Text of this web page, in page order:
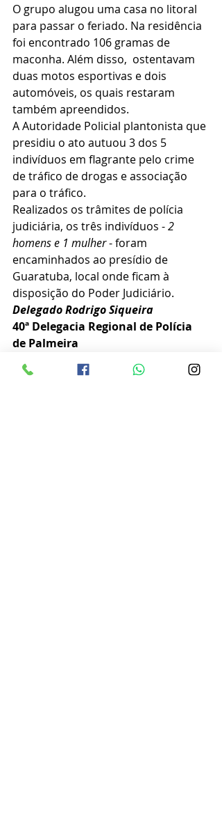
O grupo alugou uma casa no litoral
para passar o feriado. Na residência
foi encontrado 106 gramas de
maconha. Além disso,  ostentavam
duas motos esportivas e dois
automóveis, os quais restaram
também apreendidos.
A Autoridade Policial plantonista que
presidiu o ato autuou 3 dos 5
indivíduos em flagrante pelo crime
de tráfico de drogas e associação
para o tráfico.
Realizados os trâmites de polícia
judiciária, os três indivíduos - 2
homens e 1 mulher - foram
encaminhados ao presídio de
Guaratuba, local onde ficam à
disposição do Poder Judiciário.
Delegado Rodrigo Siqueira
40ª Delegacia Regional de Polícia
de Palmeira